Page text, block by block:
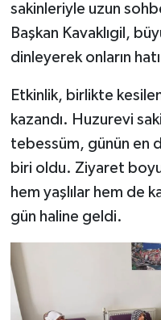
sakinleriyle uzun
Başkan Kavaklıgil,
dinleyerek onların
Etkinlik, birlikte
kazandı. Huzurevi
tebessüm, günün en
biri oldu. Ziyaret
hem yaşlılar hem de
gün haline geldi.